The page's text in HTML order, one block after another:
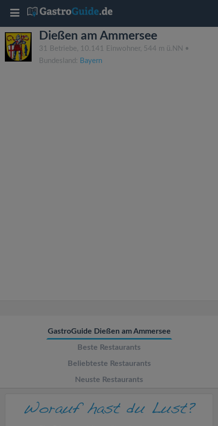
Dießen am Ammersee
31 Betriebe, 10.141 Einwohner, 544 m ü.NN •
Bundesland: Bayern
GastroGuide Dießen am Ammersee
Beste Restaurants
Beliebteste Restaurants
Neuste Restaurants
T
o
g